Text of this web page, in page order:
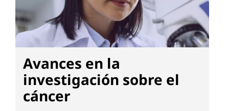
Avances en la
investigación sobre el
cáncer